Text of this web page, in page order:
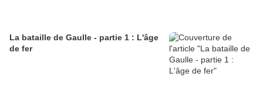
La bataille de Gaulle - partie 1 : L'âge
de fer